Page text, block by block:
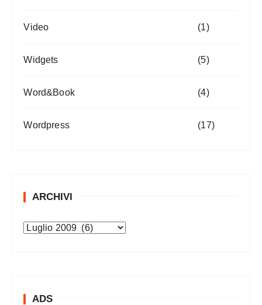
Video (1)
Widgets (5)
Word&Book (4)
Wordpress (17)
ARCHIVI
A
ADS